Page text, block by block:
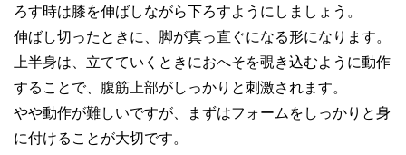
ろす時は膝を伸ばしながら下ろすようにしましょう。
伸ばし切ったときに、脚が真っ直ぐになる形になります。
上半身は、立てていくときにおへそを覗き込むように動作
することで、腹筋上部がしっかりと刺激されます。
やや動作が難しいですが、まずはフォームをしっかりと身
に付けることが大切です。